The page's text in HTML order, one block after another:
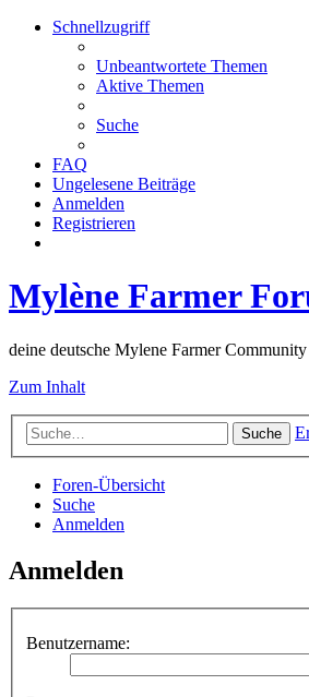
Schnellzugriff
Unbeantwortete Themen
Aktive Themen
Suche
FAQ
Ungelesene Beiträge
Anmelden
Registrieren
Mylène Farmer
deine deutsche Mylene Farmer Community
Zum Inhalt
Suche
Foren-Übersicht
Suche
Anmelden
Anmelden
Benutzername: